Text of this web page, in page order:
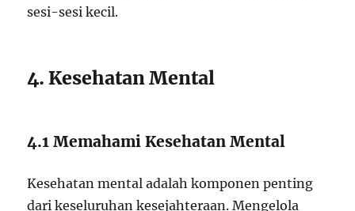
sesi-sesi kecil.
4. Kesehatan Mental
4.1 Memahami Kesehatan Mental
Kesehatan mental adalah komponen penting
dari keseluruhan kesejahteraan. Mengelola